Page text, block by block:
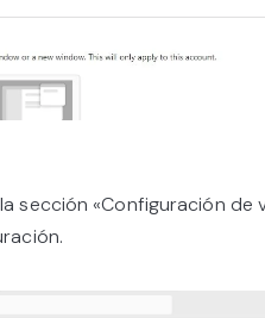
sección «Configuración de